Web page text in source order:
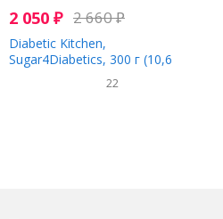
2 050 ₽ 2 660₽
Diabetic Kitchen,
Sugar4Diabetics, 300 г (10,6
22